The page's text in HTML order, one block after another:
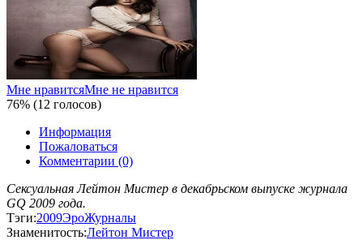
Мне нравитсяМне не нравится
76% (12 голосов)
Информация
Пожаловаться
Комментарии (0)
Сексуальная Лейтон Мистер в декабрьском выпуске журнала
GQ 2009 года.
Тэги:2009ЭроЖурналы
Знаменитость:Лейтон Мистер